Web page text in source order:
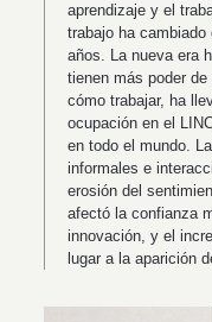
aprendizaje y el
trabajo ha
años. La nueva era
tienen más poder
cómo trabajar, ha
ocupación en el
en todo el mundo.
informales e
erosión del
afectó la confianza
innovación, y el
lugar a la aparición